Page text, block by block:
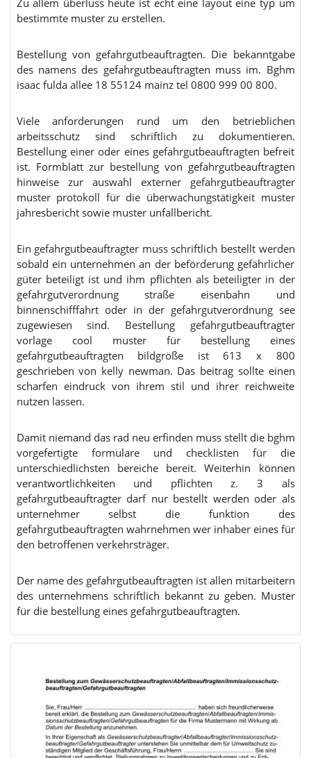
Zu allem überluss heute ist echt eine layout eine typ um
bestimmte muster zu erstellen.
Bestellung von gefahrgutbeauftragten. Die bekanntgabe
des namens des gefahrgutbeauftragten muss im. Bghm
isaac fulda allee 18 55124 mainz tel 0800 999 00 800.
Viele anforderungen rund um den betrieblichen
arbeitsschutz sind schriftlich zu dokumentieren.
Bestellung einer oder eines gefahrgutbeauftragten befreit
ist. Formblatt zur bestellung von gefahrgutbeauftragten
hinweise zur auswahl externer gefahrgutbeauftragter
muster protokoll für die überwachungstätigkeit muster
jahresbericht sowie muster unfallbericht.
Ein gefahrgutbeauftragter muss schriftlich bestellt werden
sobald ein unternehmen an der beförderung gefährlicher
güter beteiligt ist und ihm pflichten als beteiligter in der
gefahrgutverordnung straße eisenbahn und
binnenschifffahrt oder in der gefahrgutverordnung see
zugewiesen sind. Bestellung gefahrgutbeauftragter
vorlage cool muster für bestellung eines
gefahrgutbeauftragten bildgröße ist 613 x 800
geschrieben von kelly newman. Das beitrag sollte einen
scharfen eindruck von ihrem stil und ihrer reichweite
nutzen lassen.
Damit niemand das rad neu erfinden muss stellt die bghm
vorgefertigte formulare und checklisten für die
unterschiedlichsten bereiche bereit. Weiterhin können
verantwortlichkeiten und pflichten z. 3 als
gefahrgutbeauftragter darf nur bestellt werden oder als
unternehmer selbst die funktion des
gefahrgutbeauftragten wahrnehmen wer inhaber eines für
den betroffenen verkehrsträger.
Der name des gefahrgutbeauftragten ist allen mitarbeitern
des unternehmens schriftlich bekannt zu geben. Muster
für die bestellung eines gefahrgutbeauftragten.